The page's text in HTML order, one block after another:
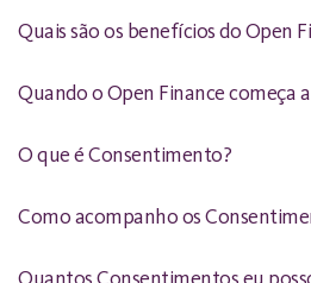
Quais são os benefícios do Open
Quando o Open Finance começa
O que é Consentimento?
Como acompanho os